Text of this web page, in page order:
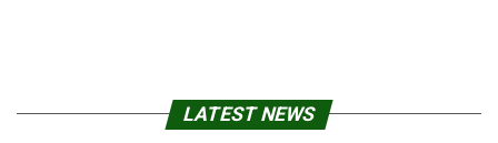
LATEST NEWS